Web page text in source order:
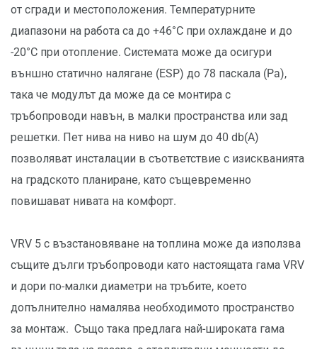
от сгради и местоположения. Температурните
диапазони на работа са до +46°C при охлаждане и до
-20°C при отопление. Системата може да осигури
външно статично налягане (ESP) до 78 паскала (Pa),
така че модулът да може да се монтира с
тръбопроводи навън, в малки пространства или зад
решетки. Пет нива на ниво на шум до 40 db(A)
позволяват инсталации в съответствие с изискванията
на градското планиране, като същевременно
повишават нивата на комфорт.
VRV 5 с възстановяване на топлина може да използва
същите дълги тръбопроводи като настоящата гама VRV
и дори по-малки диаметри на тръбите, което
допълнително намалява необходимото пространство
за монтаж. Също така предлага най-широката гама